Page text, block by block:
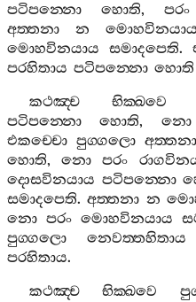
පටිපන‍්නො
හොති, පරං
අත‍්තනා
න මොහවිනයාය
මොහවිනයාය
සමාදපෙති.
පරහිතාය පටිපන‍්නො හොති
කථඤ‍්ච
භික‍්ඛවෙ
පටිපන‍්නො
හොති, නො
එකච‍්චො පුග‍්ගලො අත‍්තනා
හොති,නො පරං
දොසවිනයාය පටිපන‍්නො
සමාදපෙති.අත‍්තනා න
නො පරං මොහවිනයාය
පුග‍්ගලො
නෙවත‍්තහිතාය
පරහිතාය.
කථඤ‍්ච
භික‍්ඛවෙ